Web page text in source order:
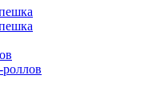
роллов